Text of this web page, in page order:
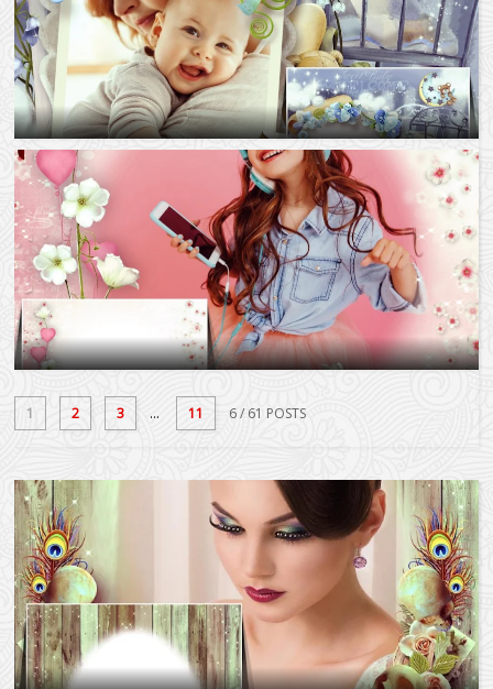
1 2 3 ... 11 6/ 61 POSTS